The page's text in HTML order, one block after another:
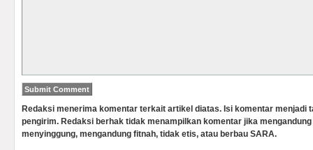
Redaksi menerima komentar terkait artikel diatas. Isi komentar menjadi
pengirim. Redaksi berhak tidak menampilkan komentar jika
menyinggung, mengandung fitnah, tidak etis, atau berbau SARA.